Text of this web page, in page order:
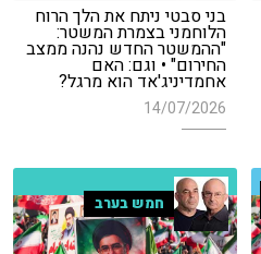
בני סבטי ניתח את הלך הרוח
הלוחמני בצמרת המשטר:
"ההמשטר החדש נהנה ממצב
החירום" • וגם: האם
אחמדיניג'אד הוא מרגל?
14/07/2026
חמש בערב